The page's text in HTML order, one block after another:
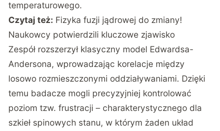
temperaturowego.
Czytaj też: Fizyka fuzji jądrowej do zmiany!
Naukowcy potwierdzili kluczowe zjawisko
Zespół rozszerzył klasyczny model Edwardsa-
Andersona, wprowadzając korelacje między
losowo rozmieszczonymi oddziaływaniami. Dzięki
temu badacze mogli precyzyjniej kontrolować
poziom tzw. frustracji – charakterystycznego dla
szkieł spinowych stanu, w którym żaden układ